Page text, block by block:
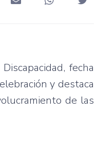
fecha
y destaca
de las